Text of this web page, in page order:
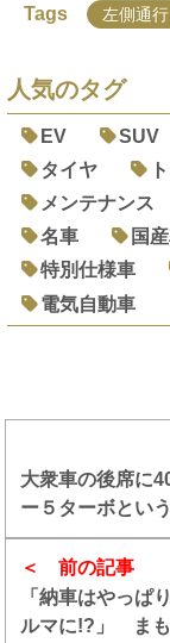
Tags 左側通行
人気のタグ
EV SUV
タイヤ
メンテナンス
名車
国
特別仕様車
電気自動車
前の記事
「納車はやっぱ
ルマに!?」 まも
大衆車の後席に
ー５ターボとい